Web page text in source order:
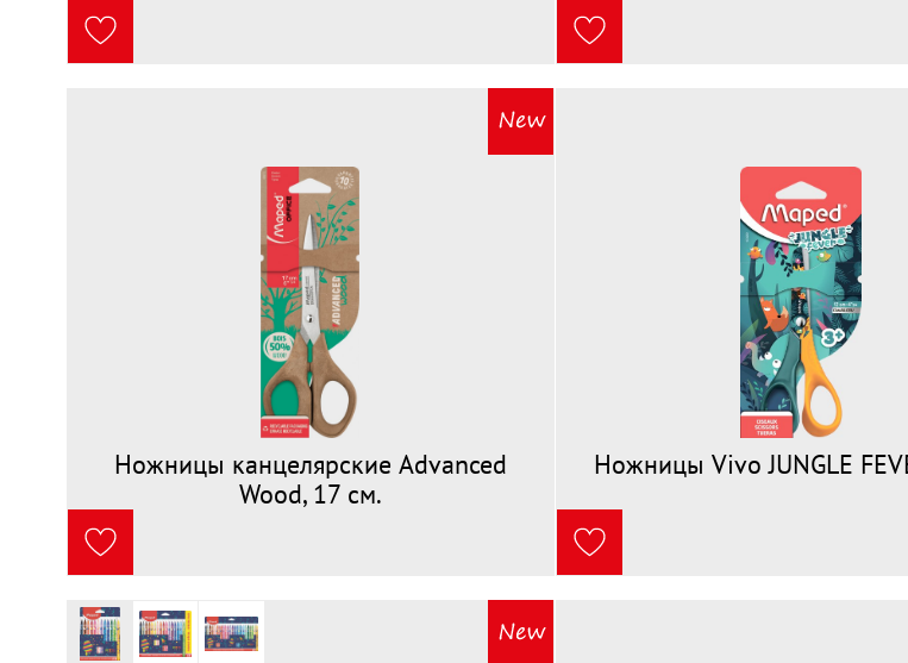
Ножницы канцелярские Advanced
Wood, 17 см.
Ножницы Vivo JUNGLE